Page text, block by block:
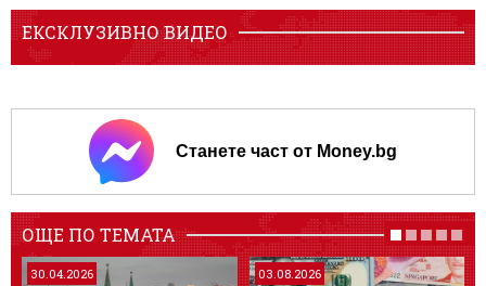
ЕКСКЛУЗИВНО ВИДЕО
Станете част от Money.bg
ОЩЕ ПО ТЕМАТА
30.04.2026 03.08.2026